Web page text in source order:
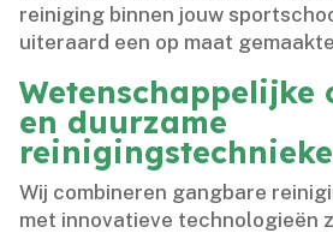
reiniging binnen jouw
uiteraard een op maat
Wetenschappelijke
en duurzame
Wij combineren gangbare
met innovatieve technologieën